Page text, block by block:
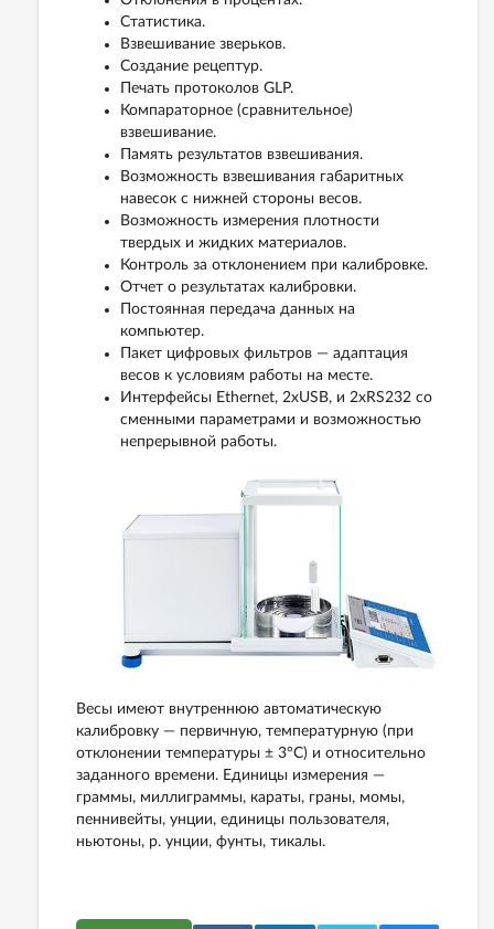
Статистика.
Взвешивание зверьков.
Создание рецептур.
Печать протоколов GLP.
Компараторное (сравнительное)
взвешивание.
Память результатов взвешивания.
Возможность взвешивания габаритных
навесок с нижней стороны весов.
Возможность измерения плотности
твердых и жидких материалов.
Контроль за отклонением при калибровке.
Отчет о результатах калибровки.
Постоянная передача данных на
компьютер.
Пакет цифровых фильтров — адаптация
весов к условиям работы на месте.
Интерфейсы Ethernet, 2xUSB, и 2хRS232 со
сменными параметрами и возможностью
непрерывной работы.
Весы имеют внутреннюю автоматическую
калибровку — первичную, температурную (при
отклонении температуры ± 3°С) и относительно
заданного времени. Единицы измерения —
граммы, миллиграммы, караты, граны, момы,
пеннивейты, унции, единицы пользователя,
ньютоны, р. унции, фунты, тикалы.